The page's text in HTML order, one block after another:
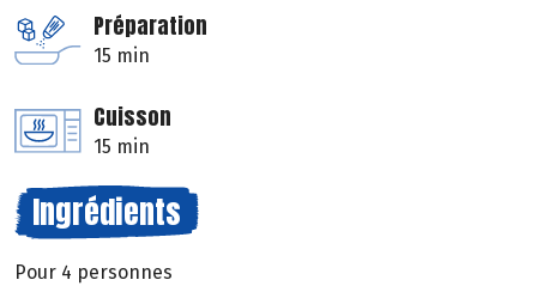
Préparation
15 min
Cuisson
15 min
Ingrédients
Pour 4 personnes